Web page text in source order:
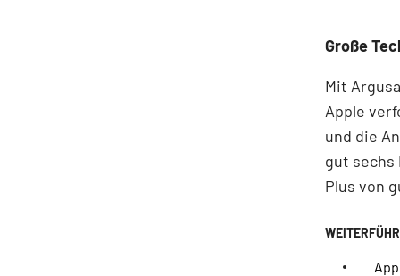
Große
Mit
Apple
und die
gut sechs
Plus von